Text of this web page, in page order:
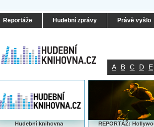
Reportáže Hudební zprávy Právě vyšlo
A B C D E
Hudební knihovna
REPORTÁŽ: